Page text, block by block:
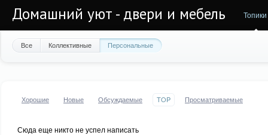
Домашний уют - двери и мебель Топики
Все Коллективные Персональные
Хорошие Новые Обсуждаемые TOP Просматриваемые
Сюда еще никто не успел написать